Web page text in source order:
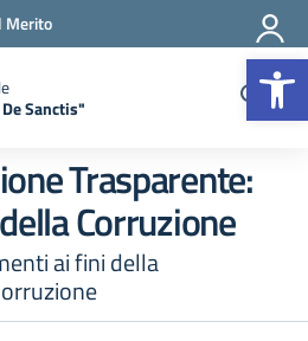
Merito
Sanctis"
Trasparente:
Corruzione
ai fini della